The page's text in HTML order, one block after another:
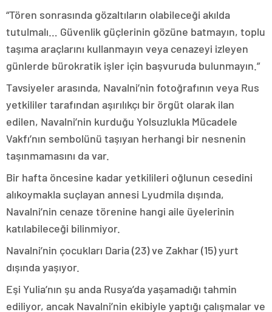
“Tören sonrasında gözaltıların olabileceği akılda
tutulmalı… Güvenlik güçlerinin gözüne batmayın, toplu
taşıma araçlarını kullanmayın veya cenazeyi izleyen
günlerde bürokratik işler için başvuruda bulunmayın.”
Tavsiyeler arasında, Navalni’nin fotoğrafının veya Rus
yetkililer tarafından aşırılıkçı bir örgüt olarak ilan
edilen, Navalni’nin kurduğu Yolsuzlukla Mücadele
Vakfı’nın sembolünü taşıyan herhangi bir nesnenin
taşınmamasını da var.
Bir hafta öncesine kadar yetkilileri oğlunun cesedini
alıkoymakla suçlayan annesi Lyudmila dışında,
Navalni’nin cenaze törenine hangi aile üyelerinin
katılabileceği bilinmiyor.
Navalni’nin çocukları Daria (23) ve Zakhar (15) yurt
dışında yaşıyor.
Eşi Yulia’nın şu anda Rusya’da yaşamadığı tahmin
ediliyor, ancak Navalni’nin ekibiyle yaptığı çalışmalar ve